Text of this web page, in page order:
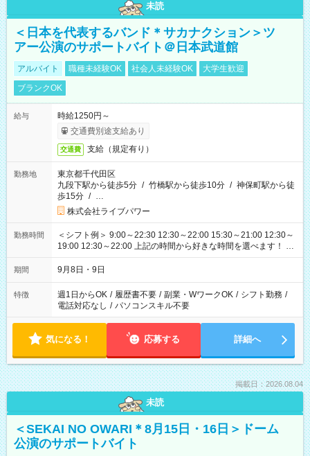
未読
＜日本を代表するバンド＊サカナクション＞ツ
アー公演のサポートバイト＠日本武道館
アルバイト 職種未経験OK 社会人未経験OK
大学生歓迎
ブランクOK
給与
時給1250円～
交通費別途支給あり
交通費 支給（規定有り）
勤務地
東京都千代田区
九段下駅から徒歩5分 / 竹橋駅から徒歩10分 / 神保町駅から徒
歩15分 / …
株式会社ライブパワー
勤務時間
＜シフト例＞ 9:00～22:30 12:30～22:00 15:30～21:00 12:30～
19:00 12:30～22:00 上記の時間から好きな時間を選べます！ ※
時間は変更となる可能性があります
期間 9月8日・9日
特徴 週1日からOK / 履歴書不要 / 副業・WワークOK / シフト勤務 /
電話対応なし / パソコンスキル不要
気になる！ 応募する 詳細へ
掲載日：2026.08.04
未読
＜SEKAI NO OWARI＊8月15日・16日＞ドーム
公演のサポートバイト